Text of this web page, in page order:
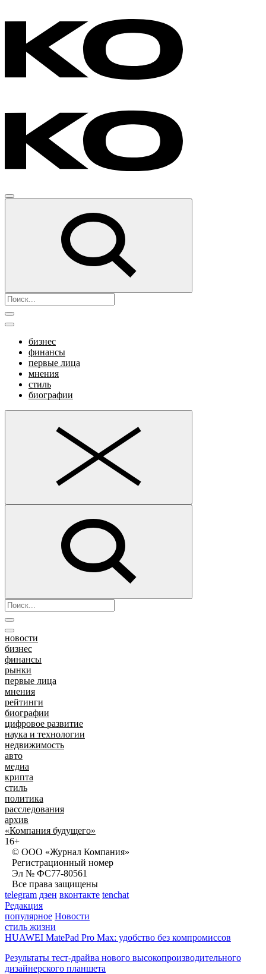
бизнес
финансы
первые лица
мнения
стиль
биографии
новости
бизнес
финансы
рынки
первые лица
мнения
рейтинги
биографии
цифровое развитие
наука и технологии
недвижимость
авто
медиа
крипта
стиль
политика
расследования
архив
«Компания будущего»
16+
© ООО «Журнал Компания»
Регистрационный номер
Эл № ФС77-80561
Все права защищены
telegram дзен вконтакте tenchat
Редакция
популярное Новости
стиль жизни
HUAWEI MatePad Pro Max: удобство без компромиссов
Результаты тест-драйва нового высокопроизводительного
дизайнерского планшета